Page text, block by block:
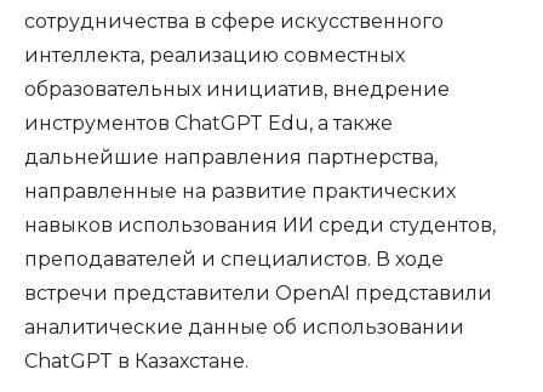
сотрудничества в сфере искусственного
интеллекта, реализацию совместных
образовательных инициатив, внедрение
инструментов ChatGPT Edu, а также
дальнейшие направления партнерства,
направленные на развитие практических
навыков использования ИИ среди студентов,
преподавателей и специалистов. В ходе
встречи представители OpenAI представили
аналитические данные об использовании
ChatGPT в Казахстане.